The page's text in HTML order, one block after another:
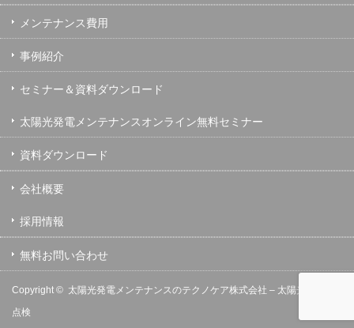
メンテナンス費用
事例紹介
セミナー＆資料ダウンロード
太陽光発電メンテナンスオンライン無料セミナー
資料ダウンロード
会社概要
採用情報
無料お問い合わせ
Copyright © 太陽光発電メンテナンスのテクノケア株式会社 – 太陽光発電の保守
点検